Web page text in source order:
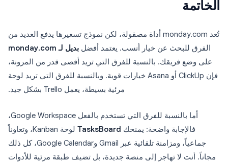
الخاتمة
تُعد monday.com أداة مصقولة، لكن نموذج تسعيرها يدفع العديد من
الفرق للبحث عن خيار أنسب. يعتمد أفضل بديل لـ monday.com
على وضع فريقك. بالنسبة للفرق التي تريد أقصى قدر من المرونة،
فإن ClickUp أو Asana خيارات قوية. وبالنسبة للفرق التي تريد لوحة
مرئية بسيطة، يعمل Trello بشكل جيد.
أما بالنسبة للفرق التي تستخدم بالفعل Google Workspace،
فالإجابة واضحة: يمنحك TasksBoard
لوحة Kanban، وتعاوناً
جماعياً، ومزامنة تلقائية عبر Gmail وGoogle Calendar، كل ذلك
مجاناً. أنت لا تهاجر إلى منصة جديدة، بل تضيف طبقة مرئية للأدوات